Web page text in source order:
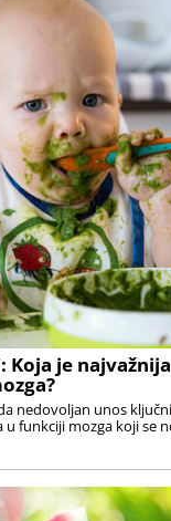
Koja je
nedovoljan unos
funkciji mozga koji se